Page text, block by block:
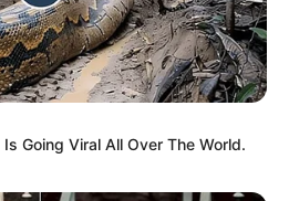
Going Viral All Over The World.